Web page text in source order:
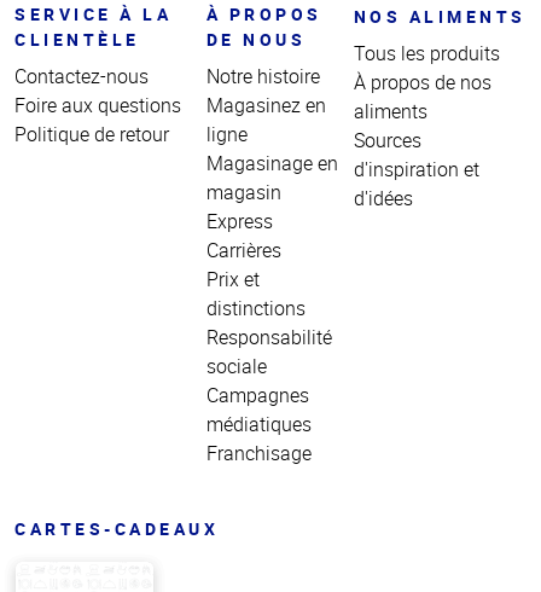
SERVICE À LA
CLIENTÈLE
Contactez-nous
Foire aux questions
Politique de retour
À PROPOS
DE NOUS
Notre histoire
Magasinez en
ligne
Magasinage en
magasin
Express
Carrières
Prix et
distinctions
Responsabilité
sociale
Campagnes
médiatiques
Franchisage
NOS ALIMENTS
Tous les produits
À propos de nos
aliments
Sources
d'inspiration et
d'idées
CARTES-CADEAUX